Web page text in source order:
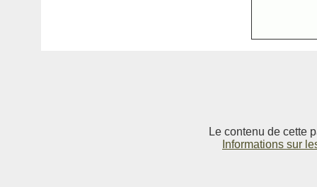
Le contenu de cette
Informations sur